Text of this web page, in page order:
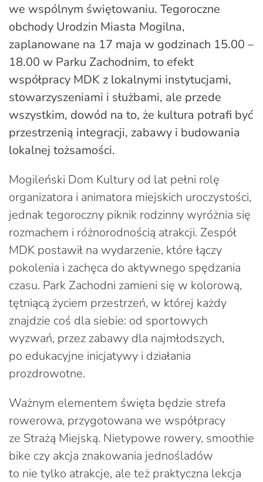
we wspólnym świętowaniu. Tegoroczne
obchody Urodzin Miasta Mogilna,
zaplanowane na 17 maja w godzinach 15.00 –
18.00 w Parku Zachodnim, to efekt
współpracy MDK z lokalnymi instytucjami,
stowarzyszeniami i służbami, ale przede
wszystkim, dowód na to, że kultura potrafi być
przestrzenią integracji, zabawy i budowania
lokalnej tożsamości.
Mogileński Dom Kultury od lat pełni rolę
organizatora i animatora miejskich uroczystości,
jednak tegoroczny piknik rodzinny wyróżnia się
rozmachem i różnorodnością atrakcji. Zespół
MDK postawił na wydarzenie, które łączy
pokolenia i zachęca do aktywnego spędzania
czasu. Park Zachodni zamieni się w kolorową,
tętniącą życiem przestrzeń, w której każdy
znajdzie coś dla siebie: od sportowych
wyzwań, przez zabawy dla najmłodszych,
po edukacyjne inicjatywy i działania
prozdrowotne.
Ważnym elementem święta będzie strefa
rowerowa, przygotowana we współpracy
ze Strażą Miejską. Nietypowe rowery, smoothie
bike czy akcja znakowania jednośladów
to nie tylko atrakcje, ale też praktyczna lekcja